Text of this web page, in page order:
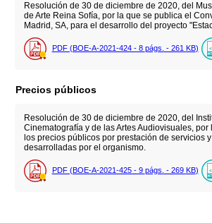
Resolución de 30 de diciembre de 2020, del
de Arte Reina Sofía, por la que se publica el
Madrid, SA, para el desarrollo del proyecto
PDF (BOE-A-2021-424 - 8 págs. - 261 KB)
Precios públicos
Resolución de 30 de diciembre de 2020, del
Cinematografía y de las Artes Audiovisuales, por
los precios públicos por prestación de servicios
desarrolladas por el organismo.
PDF (BOE-A-2021-425 - 9 págs. - 269 KB)